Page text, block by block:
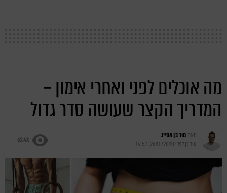
מה אוכלים לפני ואחרי אימון –
המדריך הקצר שעושה סדר גדול
מאתמור בן אסייג
עודכן לפני 26/11/2020, 14:57
63.4k